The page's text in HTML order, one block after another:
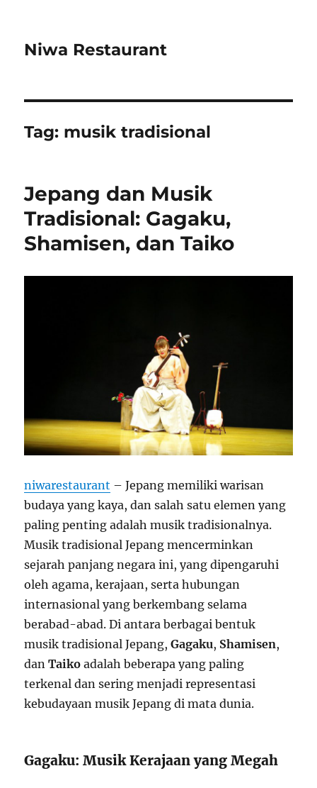
Niwa Restaurant
Tag: musik tradisional
Jepang dan Musik
Tradisional: Gagaku,
Shamisen, dan Taiko
niwarestaurant – Jepang memiliki warisan
budaya yang kaya, dan salah satu elemen yang
paling penting adalah musik tradisionalnya.
Musik tradisional Jepang mencerminkan
sejarah panjang negara ini, yang dipengaruhi
oleh agama, kerajaan, serta hubungan
internasional yang berkembang selama
berabad-abad. Di antara berbagai bentuk
musik tradisional Jepang,Gagaku, Shamisen,
danTaiko adalah beberapa yang paling
terkenal dan sering menjadi representasi
kebudayaan musik Jepang di mata dunia.
Gagaku: Musik Kerajaan yang Megah